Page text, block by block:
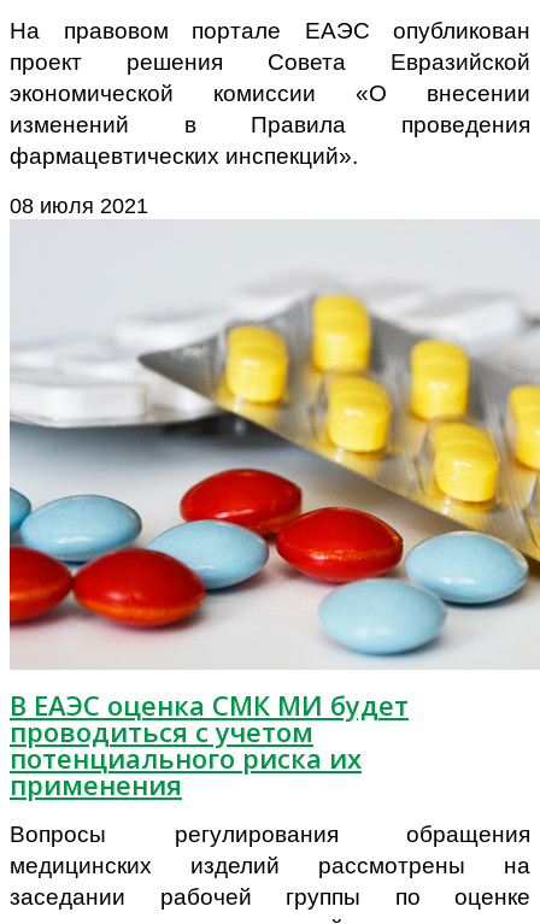
На правовом портале ЕАЭС опубликован
проект решения Совета Евразийской
экономической комиссии «О внесении
изменений в Правила проведения
фармацевтических инспекций».
08 июля 2021
В ЕАЭС оценка СМК МИ будет
проводиться с учетом
потенциального риска их
применения
Вопросы регулирования обращения
медицинских изделий рассмотрены на
заседании рабочей группы по оценке